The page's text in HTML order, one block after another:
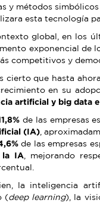
y métodos
esta tecnología
global, en los
exponencial de
competitivos y
cierto que hasta
en su
artificial y big data
de las empresas
(IA) ,
de las empresas
la IA, mejorando
la inteligencia
(deep learning), la